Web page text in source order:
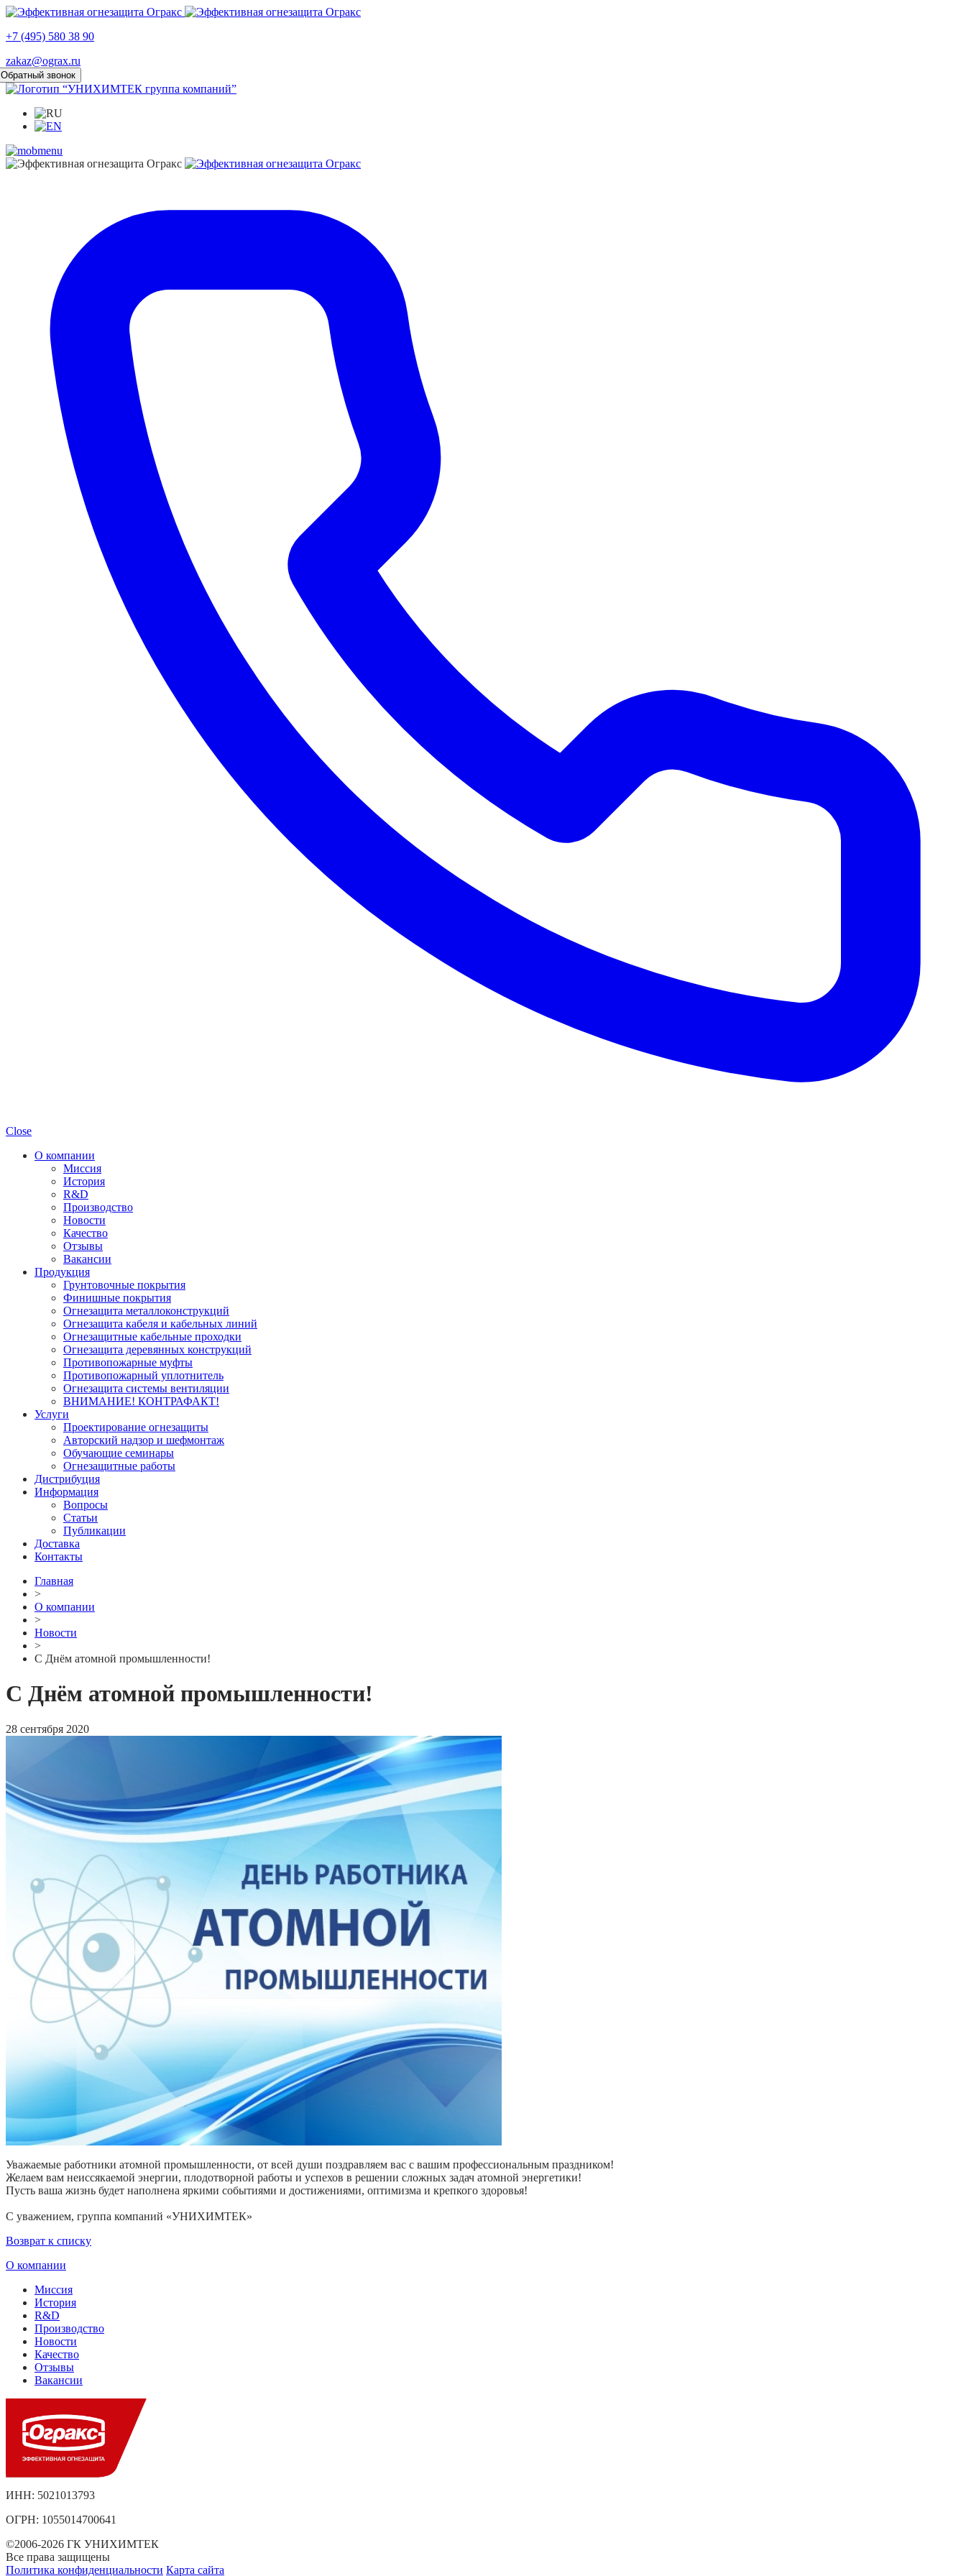
+7 (495) 580 38 90
zakaz@ograx.ru
Обратный звонок
Close
О компании
Миссия
История
R&D
Производство
Новости
Качество
Отзывы
Вакансии
Продукция
Грунтовочные покрытия
Финишные покрытия
Огнезащита металлоконструкций
Огнезащита кабеля и кабельных линий
Огнезащитные кабельные проходки
Огнезащита деревянных конструкций
Противопожарные муфты
Противопожарный уплотнитель
Огнезащита системы вентиляции
ВНИМАНИЕ! КОНТРАФАКТ!
Услуги
Проектирование огнезащиты
Авторский надзор и шефмонтаж
Обучающие семинары
Огнезащитные работы
Дистрибуция
Информация
Вопросы
Статьи
Публикации
Доставка
Контакты
Главная
>
О компании
>
Новости
>
С Днём атомной промышленности!
С Днём атомной промышленности!
28 сентября 2020
Уважаемые работники атомной промышленности, от всей души поздравляем вас с вашим профессиональным праздником!
Желаем вам неиссякаемой энергии, плодотворной работы и успехов в решении сложных задач атомной энергетики!
Пусть ваша жизнь будет наполнена яркими событиями и достижениями, оптимизма и крепкого здоровья!
С уважением, группа компаний «УНИХИМТЕК»
Возврат к списку
О компании
Миссия
История
R&D
Производство
Новости
Качество
Отзывы
Вакансии
ИНН: 5021013793
ОГРН: 1055014700641
©2006-2026 ГК УНИХИМТЕК
Все права защищены
Политика конфиденциальности Карта сайта